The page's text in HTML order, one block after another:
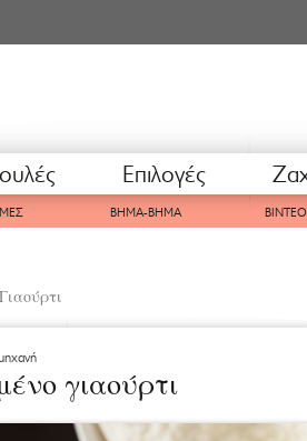
Επιλογές
ΒΗΜΑ-ΒΗΜΑ ΒΙΝΤΕΟ
Γιαούρτι
γιαούρτι